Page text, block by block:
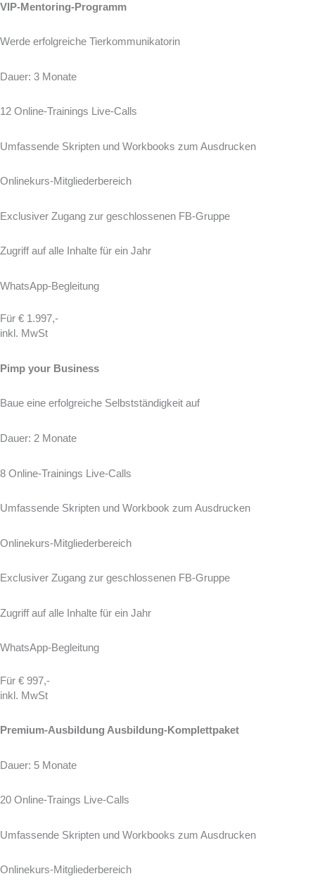
VIP-Mentoring-Programm
Werde erfolgreiche Tierkommunikatorin
Dauer: 3 Monate
12 Online-Trainings Live-Calls
Umfassende Skripten und Workbooks zum Ausdrucken
Onlinekurs-Mitgliederbereich
Exclusiver Zugang zur geschlossenen FB-Gruppe
Zugriff auf alle Inhalte für ein Jahr
WhatsApp-Begleitung
Für € 1.997,-
inkl. MwSt
Pimp your Business
Baue eine erfolgreiche Selbstständigkeit auf
Dauer: 2 Monate
8 Online-Trainings Live-Calls
Umfassende Skripten und Workbook zum Ausdrucken
Onlinekurs-Mitgliederbereich
Exclusiver Zugang zur geschlossenen FB-Gruppe
Zugriff auf alle Inhalte für ein Jahr
WhatsApp-Begleitung
Für € 997,-
inkl. MwSt
Premium-Ausbildung Ausbildung-Komplettpaket
Dauer: 5 Monate
20 Online-Traings Live-Calls
Umfassende Skripten und Workbooks zum Ausdrucken
Onlinekurs-Mitgliederbereich